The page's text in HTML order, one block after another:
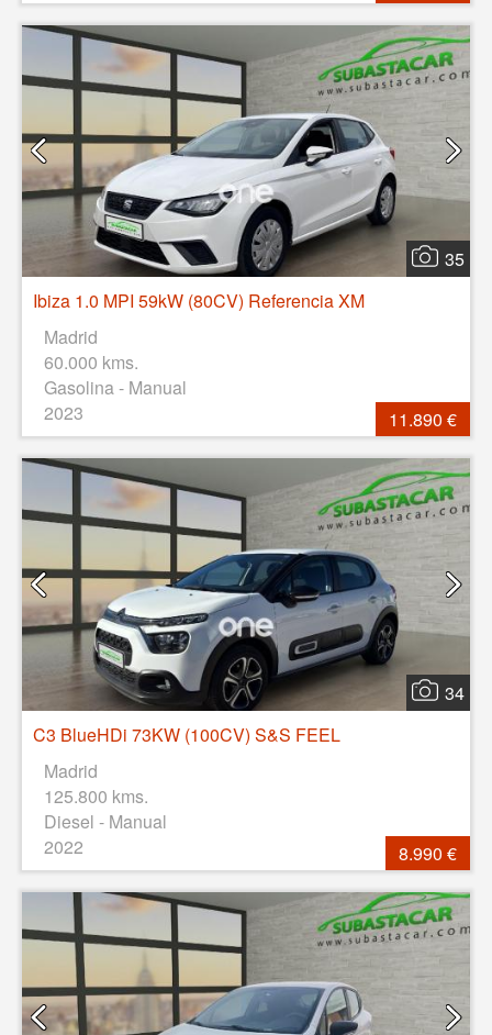
35
Ibiza 1.0 MPI 59kW (80CV) Referencia XM
Madrid
60.000 kms.
Gasolina - Manual
2023
11.890 €
34
C3 BlueHDi 73KW (100CV) S&S FEEL
Madrid
125.800 kms.
Diesel - Manual
2022
8.990 €